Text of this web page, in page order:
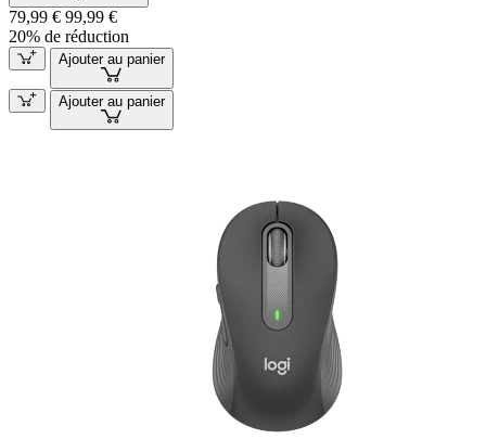
79,99 € 99,99 €
20% de réduction
Ajouter au panier
Ajouter au panier